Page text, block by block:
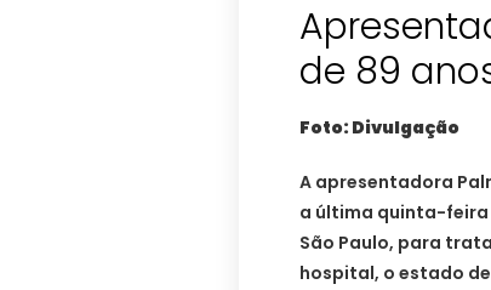
de 89
Foto: Divulgação
A apresentadora
a última quinta-feira
São Paulo, para
hospital, o estado